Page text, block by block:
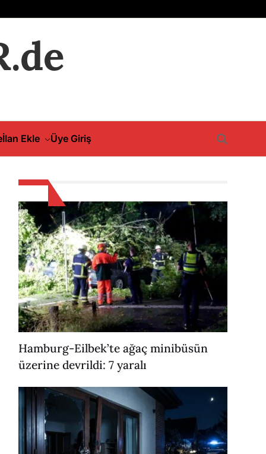
İlan Ekle Üye Giriş
Hamburg-Eilbek’te ağaç minibüsün
üzerine devrildi: 7 yaralı